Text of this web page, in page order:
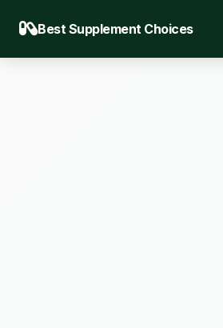
Best Supplement Choices